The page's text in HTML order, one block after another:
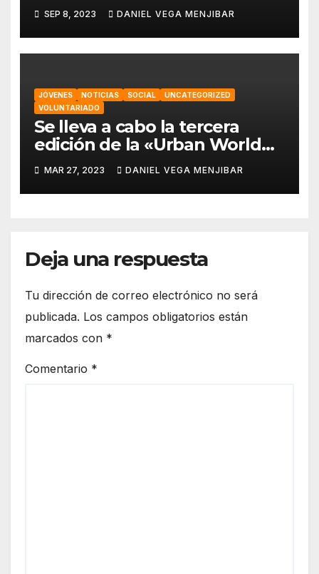
SEP 8, 2023 DANIEL VEGA MENJIBAR
JÓVENES NOTICIAS SOCIAL
UNCATEGORIZED
VOLUNTARIADO
Se lleva a cabo la tercera
edición de la «Urban World
Alhaurín» por parte de la
asociación “Eo,Eo”
MAR 27, 2023 DANIEL VEGA MENJIBAR
Deja una respuesta
Tu dirección de correo electrónico no será
publicada. Los campos obligatorios están
marcados con *
Comentario *